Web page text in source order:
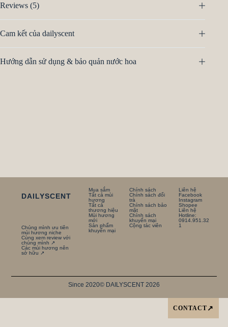
Reviews (5)
Cam kết của dailyscent
Hướng dẫn sử dụng & bảo quản nước hoa
DAILYSCENT
Chúng mình ưu tiên
mùi hương niche
Cùng xem review với
chúng mình ↗
Các mùi hương nên
sở hữu ↗
Mua sắm
Tất cả mùi
hương
Tất cả
thương hiệu
Mùi hương
mới
Sản phẩm
khuyến mại
Chính sách
Chính sách đổi
trà
Chính sách bảo
mật
Chính sách
khuyến mại
Cộng tác viên
Liên hệ
Facebook
Instagram
Shopee
Liên hệ
Hotline:
0914.951.32
1
Since 2020© DAILYSCENT 2026
CONTACT ↗